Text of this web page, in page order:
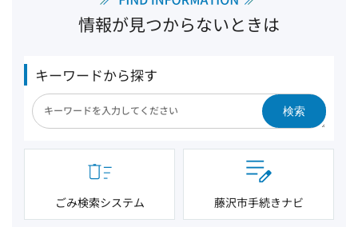
情報が見つからないときは
キーワードから探す
検索
ごみ検索システム 藤沢市手続きナビ